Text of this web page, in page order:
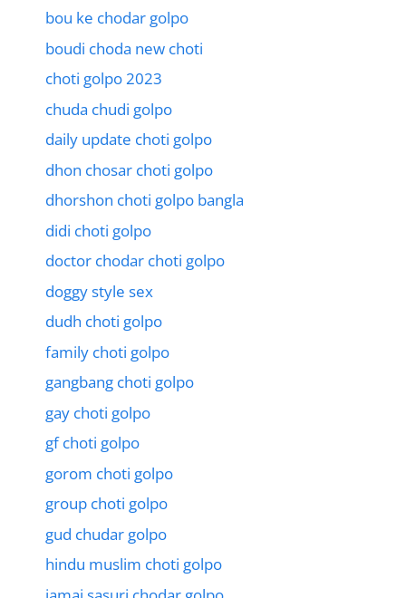
bou ke chodar golpo
boudi choda new choti
choti golpo 2023
chuda chudi golpo
daily update choti golpo
dhon chosar choti golpo
dhorshon choti golpo bangla
didi choti golpo
doctor chodar choti golpo
doggy style sex
dudh choti golpo
family choti golpo
gangbang choti golpo
gay choti golpo
gf choti golpo
gorom choti golpo
group choti golpo
gud chudar golpo
hindu muslim choti golpo